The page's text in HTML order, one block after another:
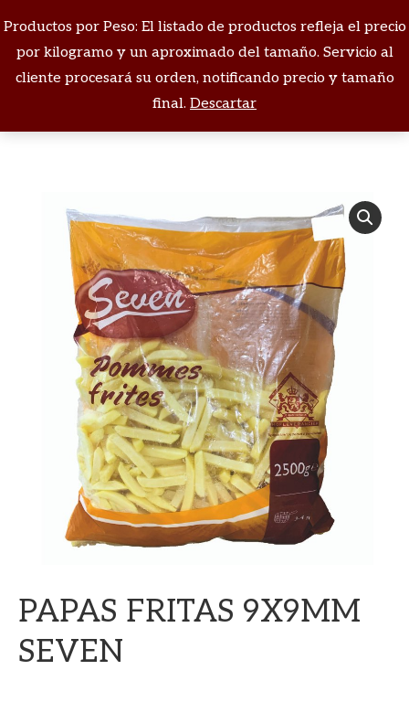
Productos por Peso: El listado de productos refleja el precio
por kilogramo y un aproximado del tamaño. Servicio al
cliente procesará su orden, notificando precio y tamaño
final. Descartar
Buscar:
Estás aquí:
PAPAS FRITAS 9X9MM
SEVEN